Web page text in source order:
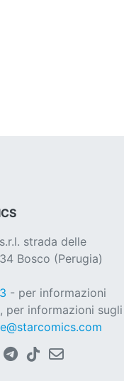
strada delle
Bosco (Perugia)
- per informazioni
, per informazioni sugli